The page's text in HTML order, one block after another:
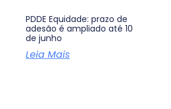
PDDE Equidade: prazo de
adesão é ampliado até 10
de junho
Leia Mais